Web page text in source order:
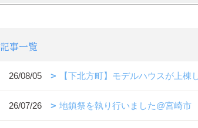
記事一覧
26/08/05 【下北方町】モデルハウスが上棟
26/07/26 地鎮祭を執り行いました@宮崎市